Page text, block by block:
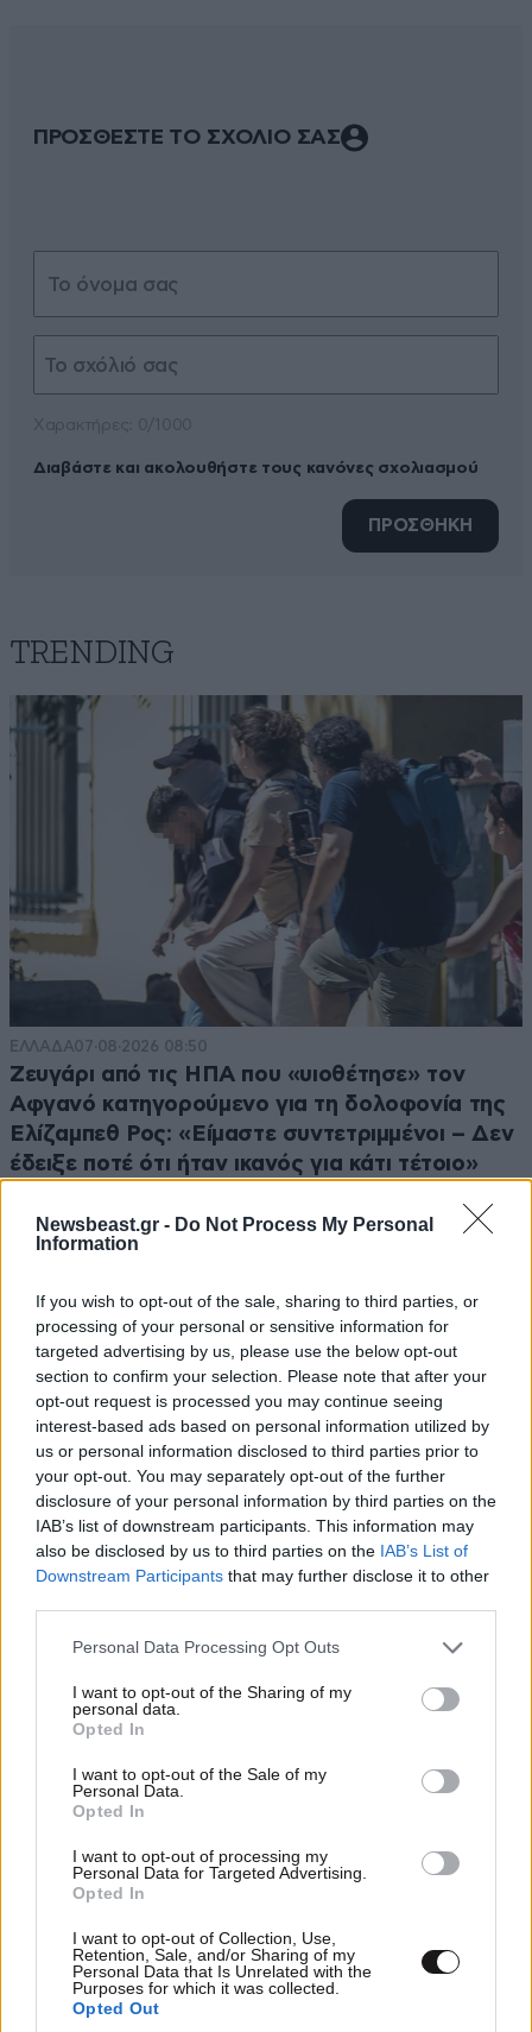
Newsbeast.gr - Do Not Process My Personal
Information
If you wish to opt-out of the sale, sharing to third parties, or
processing of your personal or sensitive information for
targeted advertising by us, please use the below opt-out
section to confirm your selection. Please note that after your
opt-out request is processed you may continue seeing
interest-based ads based on personal information utilized by
us or personal information disclosed to third parties prior to
your opt-out. You may separately opt-out of the further
disclosure of your personal information by third parties on the
IAB’s list of downstream participants. This information may
also be disclosed by us to third parties on the IAB’s List of
Downstream Participants that may further disclose it to other
Please note that this website/app uses one or more Google
not limited to your visit or usage behaviour. You may click to
grant or deny consent to Google and its third-party tags to
use your data for below specified purposes in below Google
consent section.
Personal Data Processing Opt Outs
I want to opt-out of the Sharing of my
personal data.
Opted In
I want to opt-out of the Sale of my
Personal Data.
Opted In
I want to opt-out of processing my
Personal Data for Targeted Advertising.
Opted In
I want to opt-out of Collection, Use,
Retention, Sale, and/or Sharing of my
Personal Data that Is Unrelated with the
Purposes for which it was collected.
Opted Out
ΠΡΟΣΘΕΣΤΕ ΤΟ ΣΧΟΛΙΟ ΣΑΣ
Διαβάστε και ακολουθήστε τους κανόνες σχολιασμού
ΠΡΟΣΘΗΚΗ
TRENDING
ΕΛΛΑΔΑ07·08·2026 08:50
Ζευγάρι από τις ΗΠΑ που «υιοθέτησε» τον
Αφγανό κατηγορούμενο για τη δολοφονία της
Ελίζαμπεθ Ρος: «Είμαστε συντετριμμένοι – Δεν
έδειξε ποτέ ότι ήταν ικανός για κάτι τέτοιο»